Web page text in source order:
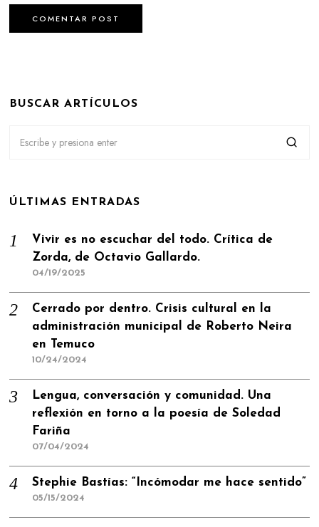
BUSCAR ARTÍCULOS
ÚLTIMAS ENTRADAS
Vivir es no escuchar del todo. Crítica de
Zorda, de Octavio Gallardo.
04/19/2025
Cerrado por dentro. Crisis cultural en la
administración municipal de Roberto Neira
en Temuco
10/24/2024
Lengua, conversación y comunidad. Una
reflexión en torno a la poesía de Soledad
Fariña
07/04/2024
Stephie Bastías: “Incómodar me hace sentido”
05/15/2024